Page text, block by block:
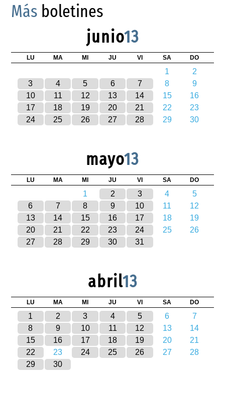
Más boletines
junio13
LU MA MI JU VI SA DO
1
2
3
4 5 6 7 8
9
10
11 12 13 14 15
16
17
18 19 20 21 22
23
24
25 26 27 28 29 30
mayo13
LU MA MI JU VI SA DO
1 2 3 4
5
6
7 8 9 10 11
12
13
14 15 16 17 18
19
20
21 22 23 24 25
26
27
28 29 30 31
abril13
LU MA MI JU VI SA DO
1 2 3 4 5 6
7
8
9 10 11 12 13
14
15
16 17 18 19 20
21
22
23 24 25 26 27
28
29
30